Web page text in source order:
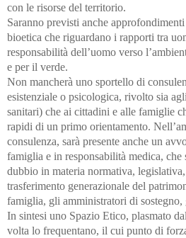
con le risorse del territorio.
Saranno previsti anche
bioetica che riguardano i rapporti tra
responsabilità dell’uomo verso
e per il verde.
Non mancherà uno sportello di
esistenziale o psicologica, rivolto sia
sanitari) che ai cittadini e alle famiglie
rapidi di un primo orientamento.
consulenza, sarà presente anche un
famiglia e in responsabilità medica, che
dubbio in materia normativa,
trasferimento generazionale del
famiglia, gli amministratori di sostegno,
In sintesi uno Spazio Etico, plasmato
volta lo frequentano, il cui punto di